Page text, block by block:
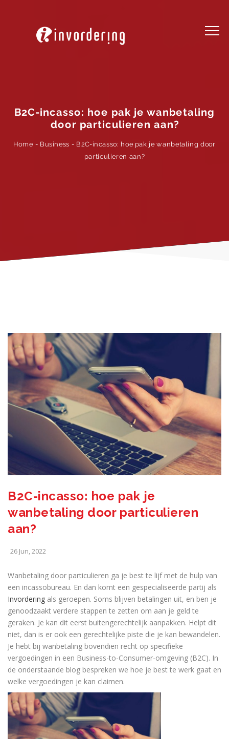
B2C-incasso: hoe pak je wanbetaling
door particulieren aan?
Home- Business - B2C-incasso: hoe pak je wanbetaling door
particulieren aan?
B2C-incasso: hoe pak je
wanbetaling door particulieren
aan?
26 Jun, 2022
Wanbetaling door particulieren ga je best te lijf met de hulp van
een incassobureau. En dan komt een gespecialiseerde partij als
Invordering als geroepen. Soms blijven betalingen uit, en ben je
genoodzaakt verdere stappen te zetten om aan je geld te
geraken. Je kan dit eerst buitengerechtelijk aanpakken. Helpt dit
niet, dan is er ook een gerechtelijke piste die je kan bewandelen.
Je hebt bij wanbetaling bovendien recht op specifieke
vergoedingen in een Business-to-Consumer-omgeving (B2C). In
de onderstaande blog bespreken we hoe je best te werk gaat en
welke vergoedingen je kan claimen.